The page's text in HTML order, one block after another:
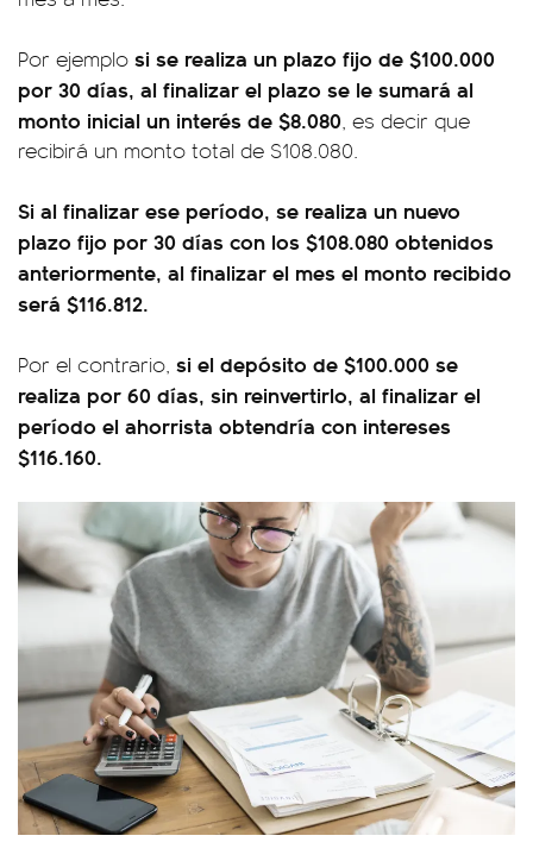
Por ejemplo si se realiza un plazo fijo de $100.000
por 30 días, al finalizar el plazo se le sumará al
monto inicial un interés de $8.080 , es decir que
recibirá un monto total de $108.080.
Si al finalizar ese período, se realiza un nuevo
plazo fijo por 30 días con los $108.080 obtenidos
anteriormente, al finalizar el mes el monto recibido
será $116.812.
Por el contrario, si el depósito de $100.000 se
realiza por 60 días, sin reinvertirlo, al finalizar el
período el ahorrista obtendría con intereses
$116.160.